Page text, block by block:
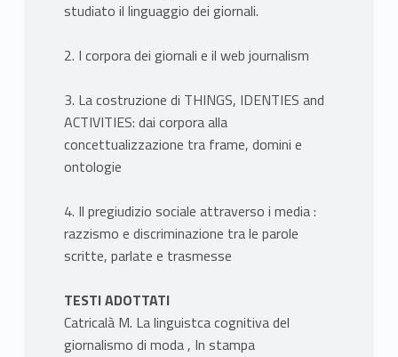
studiato il linguaggio dei giornali.
2. I corpora dei giornali e il web journalism
3. La costruzione di THINGS, IDENTIES and
ACTIVITIES: dai corpora alla
concettualizzazione tra frame, domini e
ontologie
4. Il pregiudizio sociale attraverso i media :
razzismo e discriminazione tra le parole
scritte, parlate e trasmesse
TESTI ADOTTATI
Catricalà M. La linguistca cognitiva del
giornalismo di moda , In stampa